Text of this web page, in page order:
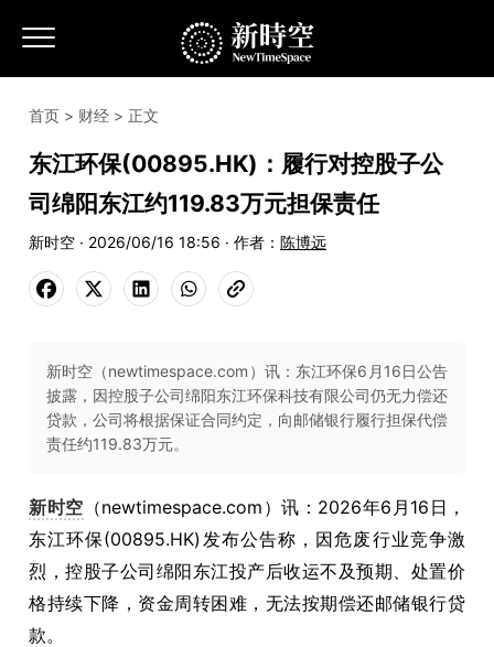
首页 > 财经 > 正文
东江环保(00895.HK)：履行对控股子公
司绵阳东江约119.83万元担保责任
新时空 · 2026/06/16 18:56 · 作者： 陈博远
新时空（newtimespace.com）讯：东江环保6月16日公告
披露，因控股子公司绵阳东江环保科技有限公司仍无力偿还
贷款，公司将根据保证合同约定，向邮储银行履行担保代偿
责任约119.83万元。
新时空 （newtimespace.com）讯：2026年6月16日，
东江环保(00895.HK)发布公告称，因危废行业竞争激
烈，控股子公司绵阳东江投产后收运不及预期、处置价
格持续下降，资金周转困难，无法按期偿还邮储银行贷
款。